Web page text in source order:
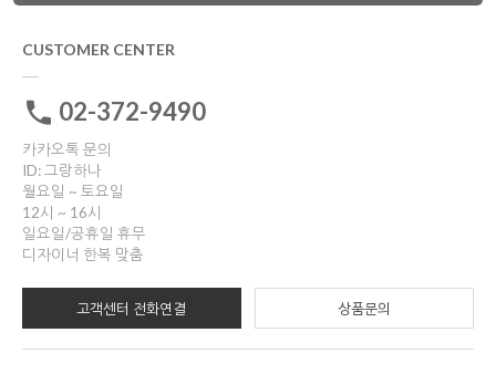
CUSTOMER CENTER
02-372-9490
카카오톡 문의
ID: 그랑하나
월요일 ~ 토요일
12시 ~ 16시
일요일/공휴일 휴무
디자이너 한복 맞춤
고객센터 전화연결 상품문의